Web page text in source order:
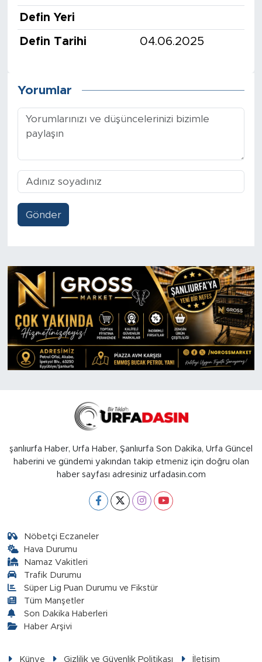
Defin Yeri
Defin Tarihi 04.06.2025
Yorumlar
Gönder
şanlıurfa Haber, Urfa Haber, Şanlıurfa Son Dakika, Urfa Güncel
haberini ve gündemi yakından takip etmeniz için doğru olan
haber sayfası adresiniz urfadasin.com
Nöbetçi Eczaneler
Hava Durumu
Namaz Vakitleri
Trafik Durumu
Süper Lig Puan Durumu ve Fikstür
Tüm Manşetler
Son Dakika Haberleri
Haber Arşivi
Künye Gizlilik ve Güvenlik Politikası İletişim